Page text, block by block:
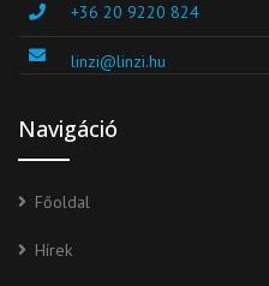
+36 20 9220 824
linzi@linzi.hu
Navigáció
Főoldal
Hírek